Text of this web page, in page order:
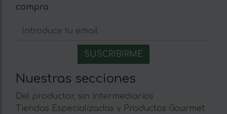
compra
Nuestras secciones
Del productor, sin intermediarios
Tiendas Especializadas y Productos Gourmet